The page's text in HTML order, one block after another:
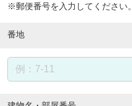
※郵便番号を入力してください。
番地